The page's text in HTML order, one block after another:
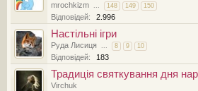
mrochkizm ... 148 149 150
Відповідей: 2.996
Настільні ігри
Руда Лисиця ... 8 9 10
Відповідей: 183
Традиція святкування дня
Virchuk